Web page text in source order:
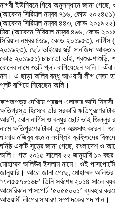
নাগরী ইউনিয়নে গিয়ে অনুসন্ধানে জানা
(আবেদন সিরিয়াল নম্বর ৭১৬, কোড
(আবেদন সিরিয়াল নম্বর ৪৪৩, কোড
মিয়া (আবেদন সিরিয়াল নম্বর ৪৬৬, কোড
সিরিয়াল নম্বর ৪৬৯, কোড ২০১৯৫৩),
২০১৯২৩), ছোট ভাইয়ের স্ত্রী সানজিদা
কোড ২০১৯৫১) চাচাতো ভাই, শ্বশুর-শাশুড়ি,
বোনের নামে ৩১টি প্লট বাগিয়েছেন অলি। এঁরা
নন। এ ছাড়া অলির বন্ধু আওয়ামী লীগ নেতা
প্লট বাগিয়ে নিয়েছেন অলি।
কাগজপত্র দেখিয়ে প্রকল্প এলাকার আদি
ক্ষতিগ্রস্ত হিসেবে তাঁর সরকারি ক্ষতিপূরণের
আরণি, বোন নার্গিস ও বন্ধুর ছোট ভাই জিল্লুর
নামে ক্ষতিপূরণের টাকা তুলে আত্মসাৎ করেন।
ঘটনায় মজিবুর রহমান সংশ্লিষ্ট ব্যক্তিদের
ঘনিষ্ঠ একটি সূত্রে জানা গেছে, বাংলাদেশ ও
অলি। গত ২০১৫ সালের ২২ জানুয়ারি ১০ বছর
মোহাম্মদ অলিউর ইসলাম নামে। ওই
জানুয়ারি। আরো জানা গেছে, মোহাম্মদ অলিউর
‘এএ৫৫৭৮১৬৮’ তিনি সর্বশেষ ২০১৪ সালে
আমেরিকান পাসপোর্ট ‘৫০৫৫০০১’ ব্যবহার
আওয়ামী লীগের সাধারণ সম্পাদকের পদ পান।